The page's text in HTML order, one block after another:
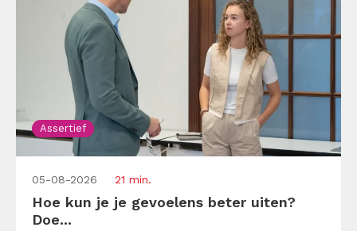
Assertief
05-08-2026 21 min.
Hoe kun je je gevoelens beter uiten?
Doe...